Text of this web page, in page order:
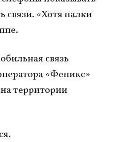
связи. «Хотя палки
связь
«Феникс»
территории